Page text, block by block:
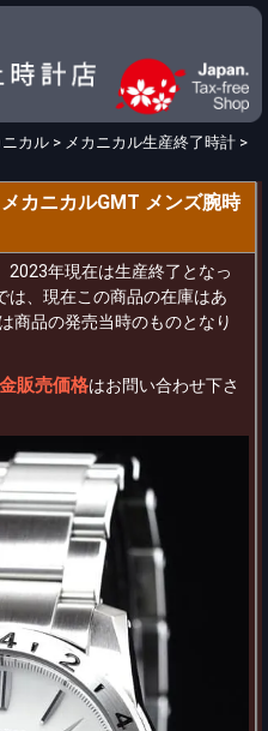
ニカル > メカニカル生産終了時計 >
カニカルGMT メンズ腕時
2023年現在は生産終了となっ
は、現在この商品の在庫はあ
商品の発売当時のものとなり
販売価格はお問い合わせ下さ